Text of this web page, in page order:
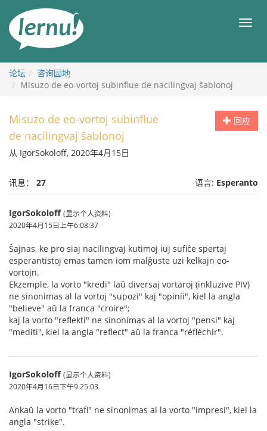
目
论坛
咨询园地
Misuzo de eo-vortoj subinflue de nacilingvaj ŝablonoj
回应
Misuzo de eo-vortoj subinflue
de nacilingvaj ŝablonoj
从 IgorSokoloff, 2020年4月15日
讯息： 27 语言: Esperanto
IgorSokoloff (显示个人资料)
2020年4月15日上午6:08:37
Ŝajnas, ke pro siaj nacilingvaj kutimoj iuj sufiĉe spertaj
esperantistoj emas tamen iom malĝuste uzi kelkajn eo-
vortojn.
Ekzemple, la vorto "kredi" laŭ diversaj vortaroj (inkluzive PIV)
ne sinonimas al la vortoj "supozi" kaj "opinii", kiel la angla
"believe" aŭ la franca "croire";
kaj la vorto "reflekti" ne sinonimas al la vortoj "pensi" kaj
"mediti", kiel la angla "reflect" aŭ la franca "réfléchir".
IgorSokoloff (显示个人资料)
2020年4月16日下午9:25:03
Ankaŭ la vorto "trafi" ne sinonimas al la vorto "impresi", kiel la
angla "strike".